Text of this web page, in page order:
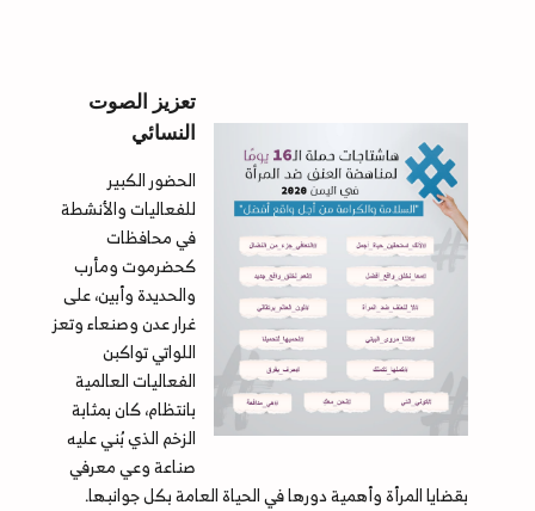
تعزيز الصوت
النسائي
الحضور الكبير
للفعاليات والأنشطة
في محافظات
كحضرموت ومأرب
والحديدة وأبين، على
غرار عدن وصنعاء وتعز
اللواتي تواكبن
الفعاليات العالمية
بانتظام، كان بمثابة
الزخم الذي بُني عليه
صناعة وعي معرفي
بقضايا المرأة وأهمية دورها في الحياة العامة بكل جوانبها.